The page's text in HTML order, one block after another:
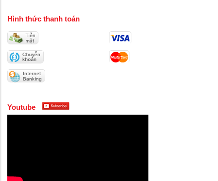
Hình thức thanh toán
Youtube